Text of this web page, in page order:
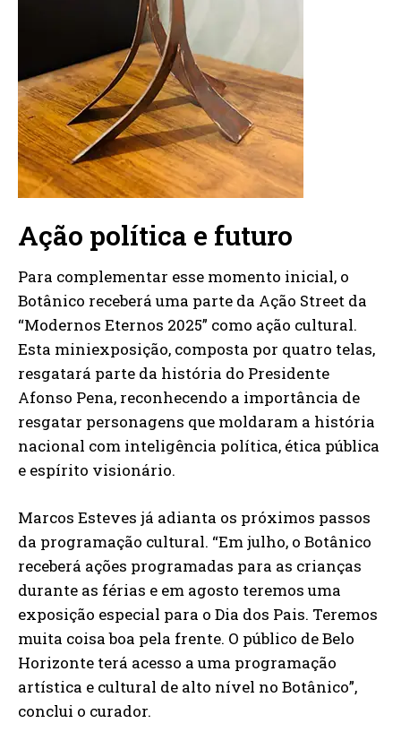
Ação política e futuro
Para complementar esse momento inicial, o
Botânico receberá uma parte da Ação Street da
“Modernos Eternos 2025” como ação cultural.
Esta miniexposição, composta por quatro telas,
resgatará parte da história do Presidente
Afonso Pena, reconhecendo a importância de
resgatar personagens que moldaram a história
nacional com inteligência política, ética pública
e espírito visionário.
Marcos Esteves já adianta os próximos passos
da programação cultural. “Em julho, o Botânico
receberá ações programadas para as crianças
durante as férias e em agosto teremos uma
exposição especial para o Dia dos Pais. Teremos
muita coisa boa pela frente. O público de Belo
Horizonte terá acesso a uma programação
artística e cultural de alto nível no Botânico”,
conclui o curador.